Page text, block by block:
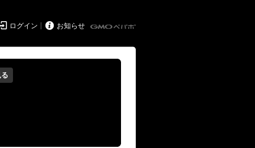
ログイン  お知らせ